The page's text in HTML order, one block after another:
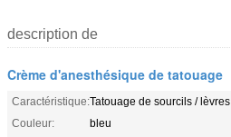
description de
Crème d'anesthésique de tatouage
Caractéristique:Tatouage de sourcils /
Couleur:
bleu